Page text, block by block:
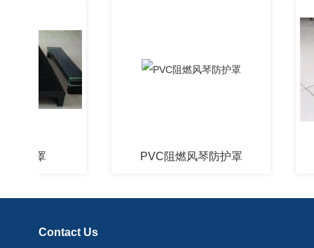
PVC阻燃风琴防护罩
Contact Us